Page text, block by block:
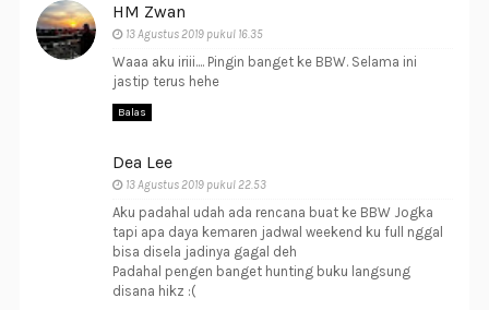
HM Zwan
13 Agustus 2019 pukul 16.35
Waaa aku iriii.... Pingin banget ke BBW. Selama ini
jastip terus hehe
Balas
Dea Lee
13 Agustus 2019 pukul 22.53
Aku padahal udah ada rencana buat ke BBW Jogka
tapi apa daya kemaren jadwal weekend ku full nggal
bisa disela jadinya gagal deh
Padahal pengen banget hunting buku langsung
disana hikz :(